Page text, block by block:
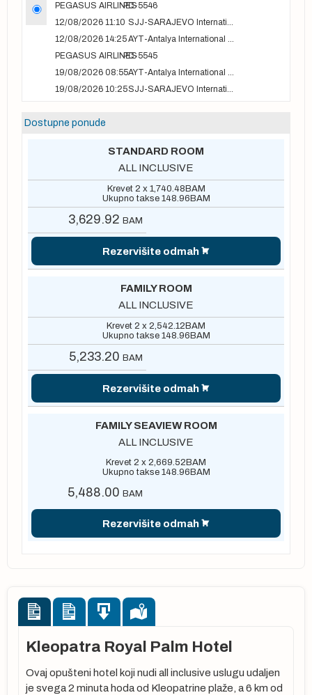
PEGASUS AIRLINESPC-5546
12/08/2026 11:10
SJJ-SARAJEVO International Airport
12/08/2026 14:25
AYT-Antalya International airport
PEGASUS AIRLINESPC-5545
19/08/2026 08:55
AYT-Antalya International airport
19/08/2026 10:25
SJJ-SARAJEVO International Airport
Dostupne ponude
STANDARD ROOM
ALL INCLUSIVE
Krevet 2 x 1,740.48 BAM
Ukupno takse 148.96 BAM
3,629.92 BAM
Rezervišite odmah
FAMILY ROOM
ALL INCLUSIVE
Krevet 2 x 2,542.12 BAM
Ukupno takse 148.96 BAM
5,233.20 BAM
Rezervišite odmah
FAMILY SEAVIEW ROOM
ALL INCLUSIVE
Krevet 2 x 2,669.52 BAM
Ukupno takse 148.96 BAM
5,488.00 BAM
Rezervišite odmah
Kleopatra Royal Palm Hotel
Ovaj opušteni hotel koji nudi all inclusive uslugu udaljen
je svega 2 minuta hoda od Kleopatrine plaže, a 6 km od